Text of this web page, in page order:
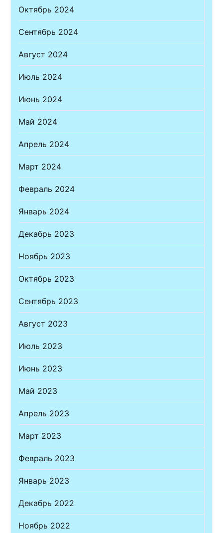
Октябрь 2024
Сентябрь 2024
Август 2024
Июль 2024
Июнь 2024
Май 2024
Апрель 2024
Март 2024
Февраль 2024
Январь 2024
Декабрь 2023
Ноябрь 2023
Октябрь 2023
Сентябрь 2023
Август 2023
Июль 2023
Июнь 2023
Май 2023
Апрель 2023
Март 2023
Февраль 2023
Январь 2023
Декабрь 2022
Ноябрь 2022